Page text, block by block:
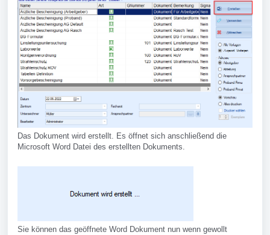
Das Dokument wird erstellt. Es öffnet sich anschließend die
Microsoft Word Datei des erstellten Dokuments.
Sie können das geöffnete Word Dokument nun wenn gewollt